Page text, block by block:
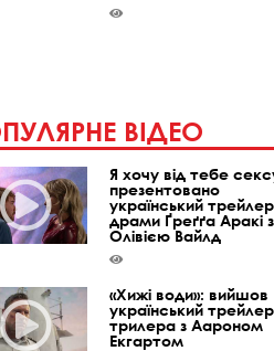
ВІДЕО
Я хочу від тебе
презентовано
український трейлер
драми Ґреґґа Аракі з
Олівією Вайлд
«Хижі води»: вийшов
український трейлер
трилера з Аароном
Екгартом